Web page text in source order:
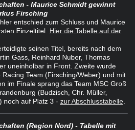
- Maurice Schmidt gewinnt
Firsching
entschied zum Schluss und Maurice
Einzeltitel. Hier die Tabelle auf der
seinen Titel, bereits nach dem
Gass, Reinhard Nuber, Thomas
uneinholbar in Front. Zweite wurde
Team (Firsching/Weber) und mit
im Finale sprang das Team MSC Groß
(Budzisch, Chr. Müller,
noch auf Platz 3 - zur Abschlusstabelle
(Region Nord) - Tabelle mit